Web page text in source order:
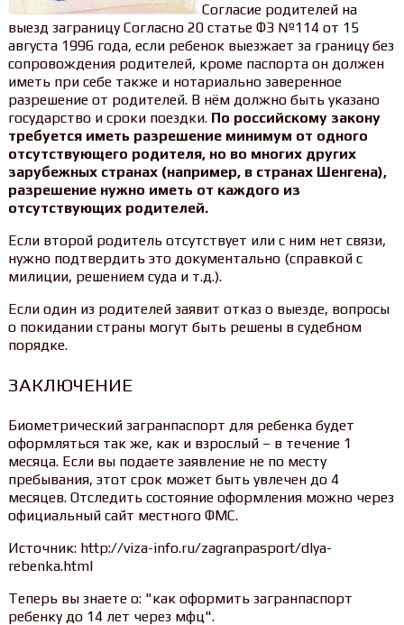
Согласие родителей на
выезд заграницу Согласно 20 статье ФЗ №114 от 15
августа 1996 года, если ребенок выезжает за границу без
сопровождения родителей, кроме паспорта он должен
иметь при себе также и нотариально заверенное
разрешение от родителей. В нём должно быть указано
государство и сроки поездки. По российскому закону
требуется иметь разрешение минимум от одного
отсутствующего родителя, но во многих других
зарубежных странах (например, в странах Шенгена),
разрешение нужно иметь от каждого из
отсутствующих родителей.
Если второй родитель отсутствует или с ним нет связи,
нужно подтвердить это документально (справкой с
милиции, решением суда и т.д.).
Если один из родителей заявит отказ о выезде, вопросы
о покидании страны могут быть решены в судебном
порядке.
ЗАКЛЮЧЕНИЕ
Биометрический загранпаспорт для ребенка будет
оформляться так же, как и взрослый – в течение 1
месяца. Если вы подаете заявление не по месту
пребывания, этот срок может быть увлечен до 4
месяцев. Отследить состояние оформления можно через
официальный сайт местного ФМС.
Источник: http://viza-info.ru/zagranpasport/dlya-
rebenka.html
Теперь вы знаете о: "как оформить загранпаспорт
ребенку до 14 лет через мфц".